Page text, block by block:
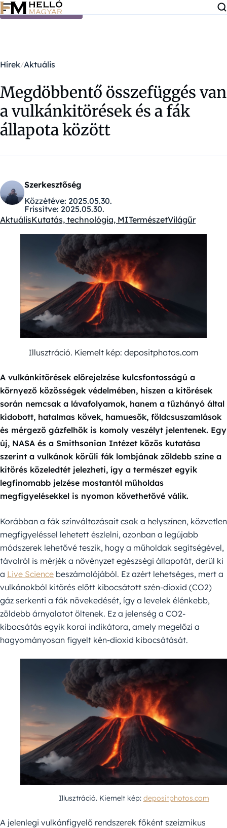
Ugrás a tartalomra
Hírek Aktuális
Megdöbbentő összefüggés van
a vulkánkitörések és a fák
állapota között
Szerkesztőség
Közzétéve: 2025.05.30.
Frissítve: 2025.05.30.
Kategóriák:
AktuálisKutatás, technológia, MITermészetVilágűr
Illusztráció. Kiemelt kép: depositphotos.com
A vulkánkitörések előrejelzése kulcsfontosságú a
környező közösségek védelmében, hiszen a kitörések
során nemcsak a lávafolyamok, hanem a tűzhányó által
kidobott, hatalmas kövek, hamuesők, földcsuszamlások
és mérgező gázfelhők is komoly veszélyt jelentenek. Egy
új, NASA és a Smithsonian Intézet közös kutatása
szerint a vulkánok körüli fák lombjának zöldebb színe a
kitörés közeledtét jelezheti, így a természet egyik
legfinomabb jelzése mostantól műholdas
megfigyelésekkel is nyomon követhetővé válik.
Korábban a fák színváltozásait csak a helyszínen, közvetlen
megfigyeléssel lehetett észlelni, azonban a legújabb
módszerek lehetővé teszik, hogy a műholdak segítségével,
távolról is mérjék a növényzet egészségi állapotát, derül ki
a Live Science beszámolójából. Ez azért lehetséges, mert a
vulkánokból kitörés előtt kibocsátott szén-dioxid (CO2)
gáz serkenti a fák növekedését, így a levelek élénkebb,
zöldebb árnyalatot öltenek. Ez a jelenség a CO2-
kibocsátás egyik korai indikátora, amely megelőzi a
hagyományosan figyelt kén-dioxid kibocsátását.
Illusztráció. Kiemelt kép: depositphotos.com
A jelenlegi vulkánfigyelő rendszerek főként szeizmikus